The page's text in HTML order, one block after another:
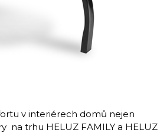
v interiérech domů nejen
na trhu HELUZ FAMILY a HELUZ